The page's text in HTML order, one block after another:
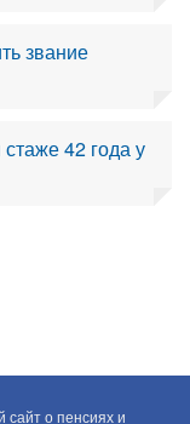
звание
42 года у
о пенсиях и